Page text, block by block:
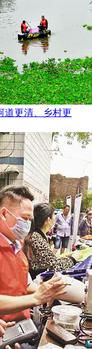
道更清、乡村更